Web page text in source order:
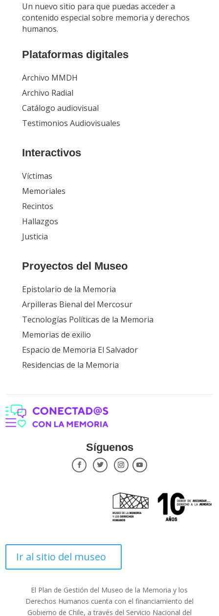
Un nuevo sitio para que puedas acceder a
contenido especial sobre memoria y derechos
humanos.
Plataformas digitales
Archivo MMDH
Archivo Radial
Catálogo audiovisual
Testimonios Audiovisuales
Interactivos
Víctimas
Memoriales
Recintos
Hallazgos
Justicia
Proyectos del Museo
Epistolario de la Memoria
Arpilleras Bienal del Mercosur
Tecnologías Políticas de la Memoria
Memorias de exilio
Espacio de Memoria El Salvador
Residencias de la Memoria
Síguenos
Ir al sitio del museo
El Plan de Gestión del Museo de la Memoria y los
Derechos Humanos cuenta con el financiamiento del
Gobierno de Chile, a través del Servicio Nacional del